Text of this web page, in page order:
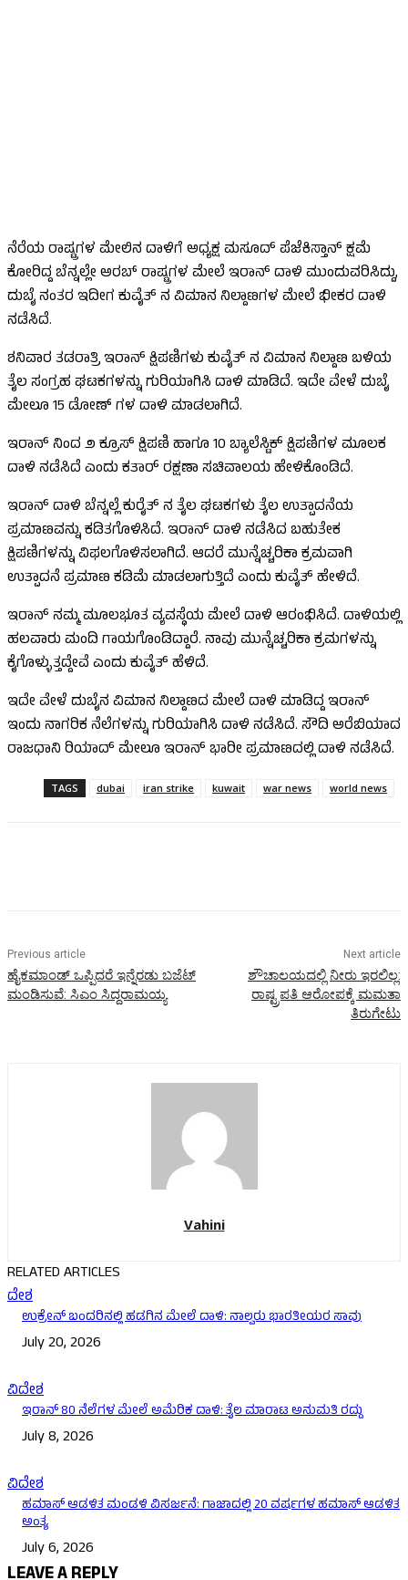
ನೆರೆಯ ರಾಷ್ಟ್ರಗಳ ಮೇಲಿನ ದಾಳಿಗೆ ಅಧ್ಯಕ್ಷ ಮಸೂದ್‌ ಪೆಜೆಕಿಸ್ತಾನ್‌ ಕ್ಷಮೆ
ಕೋರಿದ್ದ ಬೆನ್ನಲ್ಲೇ ಅರಬ್‌ ರಾಷ್ಟ್ರಗಳ ಮೇಲೆ ಇರಾನ್‌ ದಾಳಿ ಮುಂದುವರಿಸಿದ್ದು,
ದುಬೈ ನಂತರ ಇದೀಗ ಕುವೈತ್‌ ನ ವಿಮಾನ ನಿಲ್ದಾಣಗಳ ಮೇಲೆ ಭೀಕರ ದಾಳಿ
ನಡೆಸಿದೆ.
ಶನಿವಾರ ತಡರಾತ್ರಿ ಇರಾನ್‌ ಕ್ಷಿಪಣಿಗಳು ಕುವೈತ್‌ ನ ವಿಮಾನ ನಿಲ್ದಾಣ ಬಳಿಯ
ತೈಲ ಸಂಗ್ರಹ ಘಟಕಗಳನ್ನು ಗುರಿಯಾಗಿಸಿ ದಾಳಿ ಮಾಡಿದೆ. ಇದೇ ವೇಳೆ ದುಬೈ
ಮೇಲೂ 15 ಡೋಣ್‌ ಗಳ ದಾಳಿ ಮಾಡಲಾಗಿದೆ.‌
ಇರಾನ್‌ ನಿಂದ ೨ ಕ್ರೂಸ್‌ ಕ್ಷಿಪಣಿ ಹಾಗೂ 10 ಬ್ಯಾಲೆಸ್ಟಿಕ್‌ ಕ್ಷಿಪಣಿಗಳ ಮೂಲಕ
ದಾಳಿ ನಡೆಸಿದೆ ಎಂದು ಕತಾರ್‌ ರಕ್ಷಣಾ ಸಚಿವಾಲಯ ಹೇಳಿಕೊಂಡಿದೆ.
ಇರಾನ್‌ ದಾಳಿ ಬೆನ್ನಲ್ಲೆ ಕುರೈತ್‌ ನ ತೈಲ ಘಟಕಗಳು ತೈಲ ಉತ್ಪಾದನೆಯ
ಪ್ರಮಾಣವನ್ನು ಕಡಿತಗೊಳಿಸಿದೆ. ಇರಾನ್‌ ದಾಳಿ ನಡೆಸಿದ ಬಹುತೇಕ
ಕ್ಷಿಪಣಿಗಳನ್ನು ವಿಫಲಗೊಳಿಸಲಾಗಿದೆ. ಆದರೆ ಮುನ್ನೆಚ್ಚರಿಕಾ ಕ್ರಮವಾಗಿ
ಉತ್ಪಾದನೆ ಪ್ರಮಾಣ ಕಡಿಮೆ ಮಾಡಲಾಗುತ್ತಿದೆ ಎಂದು ಕುವೈತ್‌ ಹೇಳಿದೆ.
ಇರಾನ್‌ ನಮ್ಮ ಮೂಲಭೂತ ವ್ಯವಸ್ಥೆಯ ಮೇಲೆ ದಾಳಿ ಆರಂಭಿಸಿದೆ. ದಾಳಿಯಲ್ಲಿ
ಹಲವಾರು ಮಂದಿ ಗಾಯಗೊಂಡಿದ್ದಾರೆ. ನಾವು ಮುನ್ನೆಚ್ಚರಿಕಾ ಕ್ರಮಗಳನ್ನು
ಕೈಗೊಳ್ಳುತ್ತದ್ದೇವೆ ಎಂದು ಕುವೈತ್‌ ಹೆಳಿದೆ.
ಇದೇ ವೇಳೆ ದುಬೈನ ವಿಮಾನ ನಿಲ್ದಾಣದ ಮೇಲೆ ದಾಳಿ ಮಾಡಿದ್ದ ಇರಾನ್‌
ಇಂದು ನಾಗರಿಕ ನೆಲೆಗಳನ್ನು ಗುರಿಯಾಗಿಸಿ ದಾಳಿ ನಡೆಸಿದೆ. ಸೌದಿ ಅರೆಬಿಯಾದ
ರಾಜಧಾನಿ ರಿಯಾದ್‌ ಮೇಲೂ ಇರಾನ್‌ ಭಾರೀ ಪ್ರಮಾಣದಲ್ಲಿ ದಾಳಿ ನಡೆಸಿದೆ.
TAGS dubai iran strike kuwait war news world news
Previous article
ಹೈಕಮಾಂಡ್ ಒಪ್ಪಿದರೆ ಇನ್ನೆರಡು ಬಜೆಟ್
ಮಂಡಿಸುವೆ: ಸಿಎಂ ಸಿದ್ದರಾಮಯ್ಯ
Next article
ಶೌಚಾಲಯದಲ್ಲಿ ನೀರು ಇರಲಿಲ್ಲ:
ರಾಷ್ಟ್ರಪತಿ ಆರೋಪಕ್ಕೆ ಮಮತಾ
ತಿರುಗೇಟು
Vahini
RELATED ARTICLES
ದೇಶ
ಉಕ್ರೇನ್‌ ಬಂದರಿನಲ್ಲಿ ಹಡಗಿನ ಮೇಲೆ ದಾಳಿ: ನಾಲ್ವರು ಭಾರತೀಯರ ಸಾವು
July 20, 2026
ವಿದೇಶ
ಇರಾನ್‌ 80 ನೆಲೆಗಳ ಮೇಲೆ ಅಮೆರಿಕ ದಾಳಿ: ತೈಲ ಮಾರಾಟ ಅನುಮತಿ ರದ್ದು
July 8, 2026
ವಿದೇಶ
ಹಮಾಸ್ ಆಡಳಿತ ಮಂಡಳಿ ವಿಸರ್ಜನೆ: ಗಾಜಾದಲ್ಲಿ 20 ವರ್ಷಗಳ ಹಮಾಸ್ ಆಡಳಿತ
ಅಂತ್ಯ
July 6, 2026